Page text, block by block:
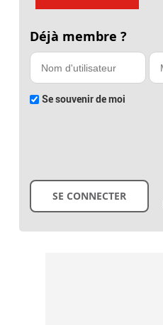
Déjà membre ?
Se souvenir de moi